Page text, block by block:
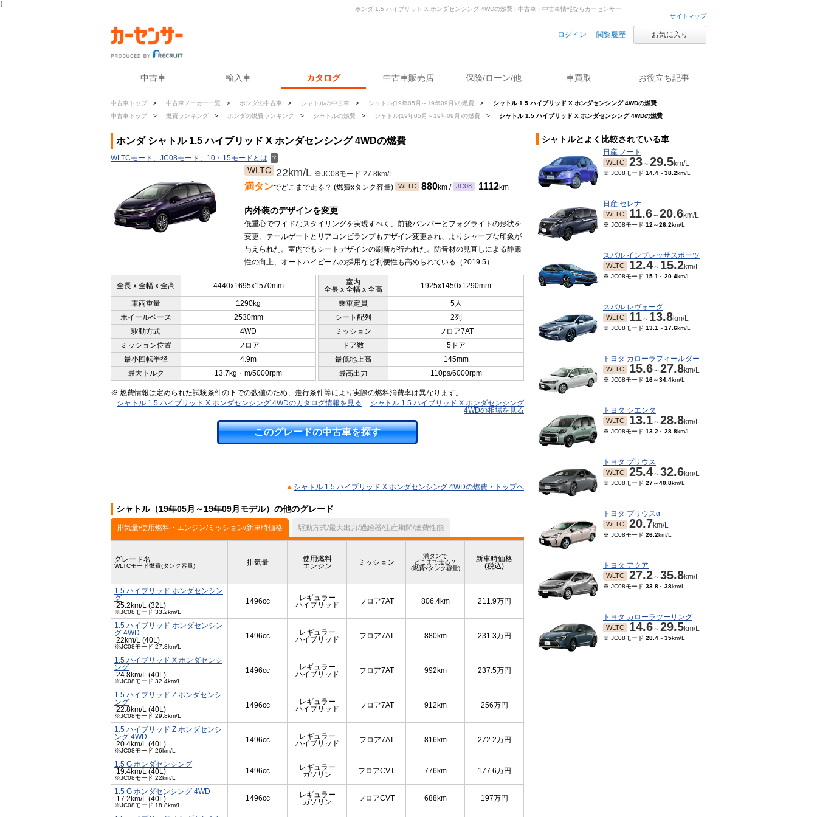
{
サイトマップ
ログイン 閲覧履歴 お気に入り
中古車 輸入車 カタログ 中古車販売店 保険/ローン/他 車買取 お役立ち記事
中古車トップ > 中古車メーカー一覧 > ホンダの中古車 > シャトルの中古車 > シャトル(19年05月～19年09月)の燃費 >
シャトル 1.5 ハイブリッド X ホンダセンシング 4WDの燃費
中古車トップ
> 燃費ランキング > ホンダの燃費ランキング > シャトルの燃費 > シャトル(19年05月～19年09月)の燃費 > シャトル 1.5 ハイブリッド X ホンダセンシング 4WDの燃費
ホンダ 1.5 ハイブリッド X ホンダセンシング 4WDの燃費 | 中古車・中古車情報ならカーセンサー
ホンダ シャトル 1.5 ハイブリッド X ホンダセンシング 4WDの燃費
WLTCモード、JC08モード、10・15モードとは ？
WLTC 22km/L ※JC08モード 27.8km/L
満タンでどこまで走る？ (燃費xタンク容量) WLTC 880km / JC08 1112km
内外装のデザインを変更
低重心でワイドなスタイリングを実現すべく、前後バンパーとフォグライトの形状を
変更。テールゲートとリアコンビランプもデザイン変更され、よりシャープな印象が
与えられた。室内でもシートデザインの刷新が行われた。防音材の見直しによる静粛
性の向上、オートハイビームの採用など利便性も高められている（2019.5）
全長 x 全幅 x 全高 4440x1695x1570mm
室内
全長 x 全幅 x 全高
1925x1450x1290mm
車両重量 1290kg 乗車定員
5人
ホイールベース
2530mm シート配列
2列
駆動方式
4WD ミッション
フロア7AT
ミッション位置
フロア ドア数
5ドア
最小回転半径
4.9m 最低地上高
145mm
最大トルク
13.7kg・m/5000rpm 最高出力 110ps/6000rpm
※ 燃費情報は定められた試験条件の下での数値のため、走行条件等により実際の燃料消費率は異なります。
シャトル 1.5 ハイブリッド X ホンダセンシング 4WDのカタログ情報を見る
シャトル 1.5 ハイブリッド X ホンダセンシング
4WDの相場を見る
このグレードの中古車を探す
シャトル 1.5 ハイブリッド X ホンダセンシング 4WDの燃費・トップヘ
シャトル（19年05月～19年09月モデル）の他のグレード
排気量/使用燃料・エンジン/ミッション/新車時価格 駆動方式/最大出力/過給器/生産期間/燃費性能
グレード名
WLTCモード燃費(タンク容量) 排気量
使用燃料
エンジン
ミッション
満タンで
どこまで走る？
(燃費xタンク容量)
新車時価格
(税込)
1.5 ハイブリッド ホンダセンシン
グ
25.2km/L (32L)
※JC08モード 33.2km/L
1496cc
レギュラー
ハイブリッド
フロア7AT 806.4km 211.9万円
1.5 ハイブリッド ホンダセンシン
グ 4WD
22km/L (40L)
※JC08モード 27.8km/L
1496cc
レギュラー
ハイブリッド
フロア7AT 880km 231.3万円
1.5 ハイブリッド X ホンダセンシ
ング
24.8km/L (40L)
※JC08モード 32.4km/L
1496cc
レギュラー
ハイブリッド
フロア7AT 992km 237.5万円
1.5 ハイブリッド Z ホンダセンシ
ング
22.8km/L (40L)
※JC08モード 29.8km/L
1496cc
レギュラー
ハイブリッド
フロア7AT 912km 256万円
1.5 ハイブリッド Z ホンダセンシ
ング 4WD
20.4km/L (40L)
※JC08モード 26km/L
1496cc
レギュラー
ハイブリッド
フロア7AT 816km 272.2万円
1.5 G ホンダセンシング
19.4km/L (40L)
※JC08モード 22km/L
1496cc
レギュラー
ガソリン
フロアCVT 776km 177.6万円
1.5 G ホンダセンシング 4WD
17.2km/L (40L)
※JC08モード 18.8km/L
1496cc
レギュラー
ガソリン
フロアCVT 688km 197万円
シャトルとよく比較されている車
日産 ノート
WLTC 23～29.5km/L
※ JC08モード 14.4～38.2km/L
日産 セレナ
WLTC 11.6～20.6km/L
※ JC08モード 12 ～26.2km/L
スバル インプレッサスポーツ
WLTC 12.4～ 15.2km/L
※ JC08モード 15.1 ～20.4km/L
スバル レヴォーグ
WLTC 11～ 13.8km/L
※ JC08モード 13.1 ～17.6km/L
トヨタ カローラフィールダー
WLTC 15.6～27.8km/L
※ JC08モード 16～34.4km/L
トヨタ シエンタ
WLTC 13.1～28.8km/L
※ JC08モード 13.2 ～28.8km/L
トヨタ プリウス
WLTC 25.4～32.6km/L
※ JC08モード 27～40.8km/L
トヨタ プリウスα
WLTC 20.7km/L
※ JC08モード 26.2km/L
トヨタ アクア
WLTC 27.2～35.8km/L
※ JC08モード 33.8～38km/L
トヨタ カローラツーリング
WLTC 14.6～29.5km/L
※ JC08モード 28.4～35km/L